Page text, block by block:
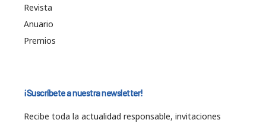
Revista
Anuario
Premios
¡Suscríbete a nuestra newsletter!
Recibe toda la actualidad responsable, invitaciones